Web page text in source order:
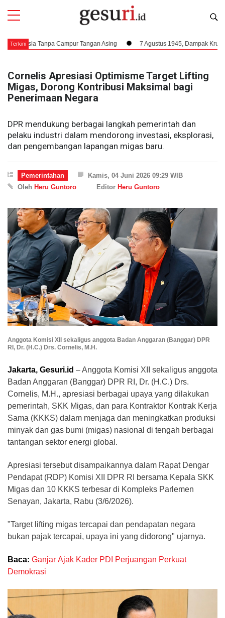
TerkiniCampur Tangan Asing 7 Agustus 1945, Dampak Krusial Berdirinya
Cornelis Apresiasi Optimisme Target Lifting
Migas, Dorong Kontribusi Maksimal bagi
Penerimaan Negara
DPR mendukung berbagai langkah pemerintah dan
pelaku industri dalam mendorong investasi, eksplorasi,
dan pengembangan lapangan migas baru.
Pemerintahan
Kamis, 04 Juni 2026 09:29 WIB
Oleh Heru Guntoro Editor Heru Guntoro
Anggota Komisi XII sekaligus anggota Badan Anggaran (Banggar) DPR
RI, Dr. (H.C.) Drs. Cornelis, M.H.
Jakarta, Gesuri.id – Anggota Komisi XII sekaligus anggota
Badan Anggaran (Banggar) DPR RI, Dr. (H.C.) Drs.
Cornelis, M.H., apresiasi berbagai upaya yang dilakukan
pemerintah, SKK Migas, dan para Kontraktor Kontrak Kerja
Sama (KKKS) dalam menjaga dan meningkatkan produksi
minyak dan gas bumi (migas) nasional di tengah berbagai
tantangan sektor energi global.
Apresiasi tersebut disampaikannya dalam Rapat Dengar
Pendapat (RDP) Komisi XII DPR RI bersama Kepala SKK
Migas dan 10 KKKS terbesar di Kompleks Parlemen
Senayan, Jakarta, Rabu (3/6/2026).
"Target lifting migas tercapai dan pendapatan negara
bukan pajak tercapai, upaya ini yang didorong" ujarnya.
Baca: Ganjar Ajak Kader PDI Perjuangan Perkuat
Demokrasi